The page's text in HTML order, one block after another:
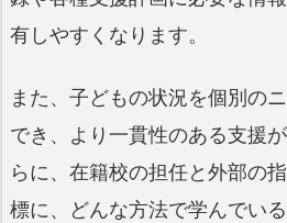
有しやすくなります。
また、子どもの状況を個別の
でき、より一貫性のある支援
らに、在籍校の担任と外部の
標に、どんな方法で学んでい